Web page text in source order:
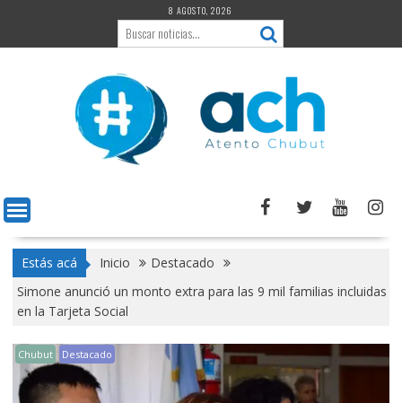
contenido
8 AGOSTO, 2026
Estás acá Inicio
Destacado
Simone anunció un monto extra para las 9 mil familias incluidas
en la Tarjeta Social
Chubut Destacado